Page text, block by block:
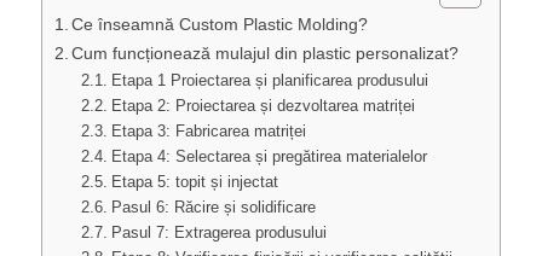
Ce înseamnă Custom Plastic Molding?
Cum funcționează mulajul din plastic personalizat?
Etapa 1 Proiectarea și planificarea produsului
Etapa 2: Proiectarea și dezvoltarea matriței
Etapa 3: Fabricarea matriței
Etapa 4: Selectarea și pregătirea materialelor
Etapa 5: topit și injectat
Pasul 6: Răcire și solidificare
Pasul 7: Extragerea produsului